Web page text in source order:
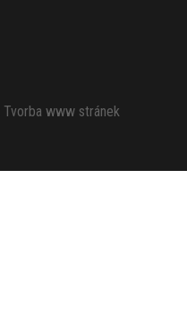
Tvorba www stránek